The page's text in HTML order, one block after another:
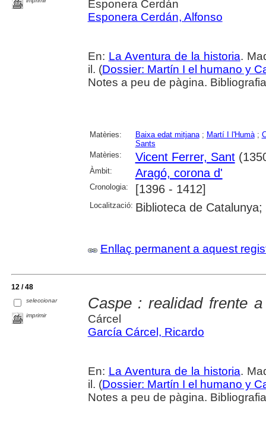
Esponera Cerdán
Esponera Cerdán, Alfonso
En: La Aventura de la historia.
il. (Dossier: Martín I el humano y
Notes a peu de pàgina.
Matèries: Baixa edat mitjana; Martí I l'Humà;
Sants
Matèries:
Vicent Ferrer, Sant
Àmbit: Aragó, corona d'
Cronologia: [1396 - 1412]
Localització: Biblioteca de
Enllaç permanent a aquest
12 / 48
seleccionar
imprimir
Caspe : realidad frente
Cárcel
García Cárcel, Ricardo
En: La Aventura de la historia.
il. (Dossier: Martín I el humano y
Notes a peu de pàgina.